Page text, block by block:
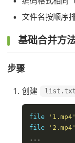
文件名按顺序
基础合并方
步骤
创建 list.txt
file
'1.mp4'
file
'2.mp4'
...